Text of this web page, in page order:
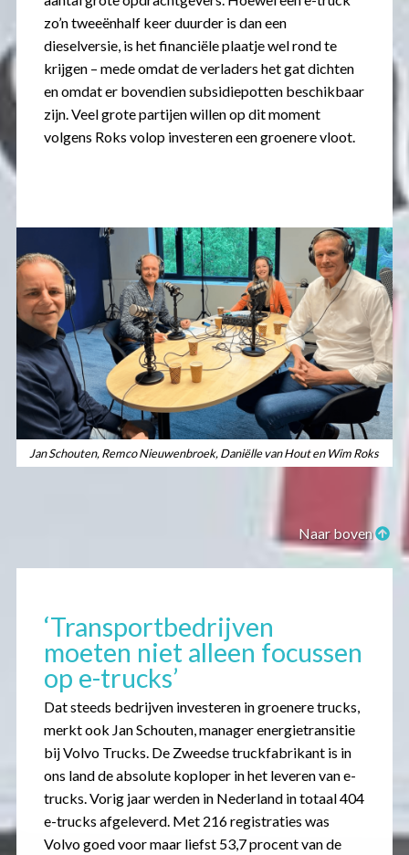
zo’n tweeënhalf keer duurder is dan een
dieselversie, is het financiële plaatje wel rond te
krijgen – mede omdat de verladers het gat dichten
en omdat er bovendien subsidiepotten beschikbaar
zijn. Veel grote partijen willen op dit moment
volgens Roks volop investeren een groenere vloot.
Jan Schouten, Remco Nieuwenbroek, Daniëlle van Hout en Wim Roks
Naar boven
‘Transportbedrijven
moeten niet alleen focussen
op e-trucks’
Dat steeds bedrijven investeren in groenere trucks,
merkt ook Jan Schouten, manager energietransitie
bij Volvo Trucks. De Zweedse truckfabrikant is in
ons land de absolute koploper in het leveren van e-
trucks. Vorig jaar werden in Nederland in totaal 404
e-trucks afgeleverd. Met 216 registraties was
Volvo goed voor maar liefst 53,7 procent van de